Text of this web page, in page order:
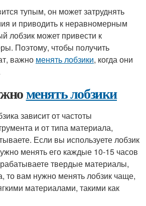
тупым, он может затруднять
и приводить к неравномерным
лобзик может привести к
Поэтому, чтобы получить
важно менять лобзики, когда они
менять лобзики
зависит от частоты
и от типа материала,
Если вы используете лобзик
менять его каждые 10-15 часов
твердые материалы,
то вам нужно менять лобзик чаще,
материалами, такими как